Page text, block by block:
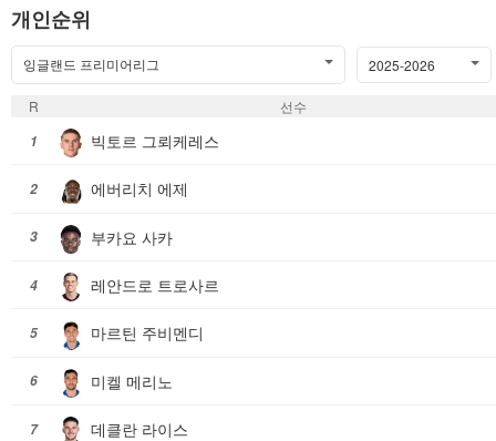
개인순위
잉글랜드 프리미어리그 2025-2026
R
선수
1
빅토르 그뢰케레스
2 에버리치 에제
3 부카요 사카
4 레안드로 트로사르
5 마르틴 주비멘디
6 미켈 메리노
7 데클란 라이스